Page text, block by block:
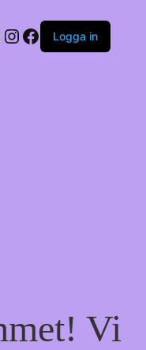
Instagram
Facebook
Logga in
Vi